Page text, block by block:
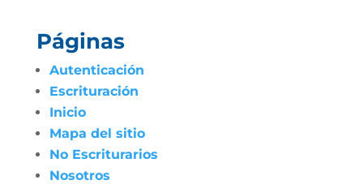
Páginas
Autenticación
Escrituración
Inicio
Mapa del sitio
No Escriturarios
Nosotros